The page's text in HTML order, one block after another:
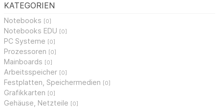
KATEGORIEN
Notebooks [0]
Notebooks EDU [0]
PC Systeme [0]
Prozessoren [0]
Mainboards [0]
Arbeitsspeicher [0]
Festplatten, Speichermedien [0]
Grafikkarten [0]
Gehäuse, Netzteile [0]